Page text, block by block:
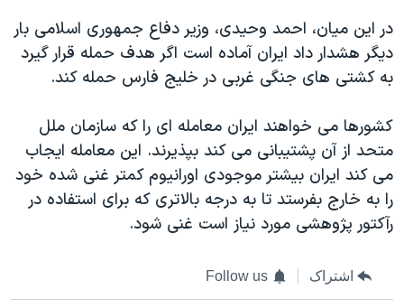
در این میان، احمد وحیدی، وزیر دفاع جمهوری اسلامی بار
دیگر هشدار داد ایران آماده است اگر هدف حمله قرار گیرد
به کشتی های جنگی غربی در خلیج فارس حمله کند.
کشورها می خواهند ایران معامله ای را که سازمان ملل
متحد از آن پشتیبانی می کند بپذیرند. این معامله ایجاب
می کند ایران بیشتر موجودی اورانیوم کمتر غنی شده خود
را به خارج بفرستد تا به درجه بالاتری که برای استفاده در
رآکتور پژوهشی مورد نیاز است غنی شود.
اشتراک Follow us